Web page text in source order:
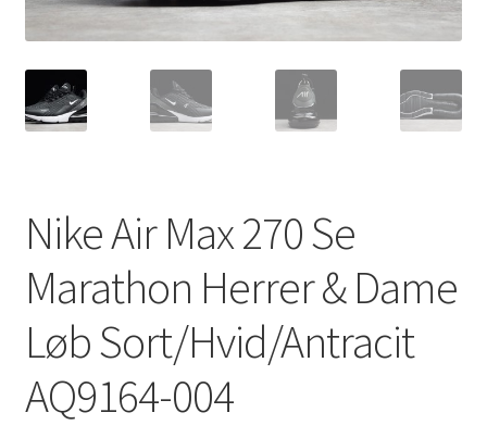
Nike Air Max 270 Se
Marathon Herrer & Dame
Løb Sort/Hvid/Antracit
AQ9164-004